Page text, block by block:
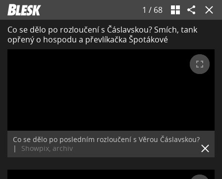
1 / 68
Co se dělo po rozloučení s Čáslavskou? Smích, tank
opřený o hospodu a převlíkačka Špotákové
Co se dělo po posledním rozloučení s Věrou Čáslavskou?
|
Showpix, archiv